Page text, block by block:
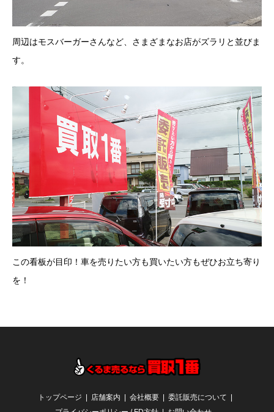
周辺はモスバーガーさんなど、さまざまなお店がズラリと並びま
す。
この看板が目印！車を売りたい方も買いたい方もぜひお立ち寄り
を！
トップページ 店舗案内 会社概要
委託販売について